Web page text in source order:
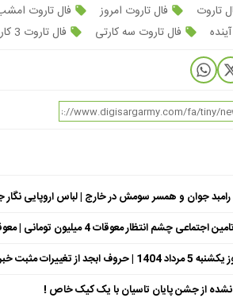
تاروت فال تاروت امروز فال تاروت
فال تاروت سه کارتی فال تاروت 3 کارتی
جوان و همسر سومش در خارج | لباس اروپایی نگار
معوقات 4 میلیون تومانی | معوقات فروردین حقوق بازنشستگان کی واریز می شود ؟
از تغییرات مثبت خبر می‌دهند !
نشده از جشن پایان تاسیان با یک کیک خاص !